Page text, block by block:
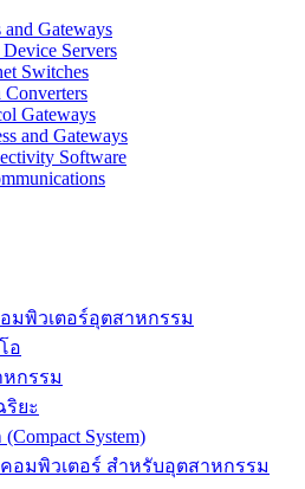
Gateways
Servers
Switches
Gateways
and Gateways
Software
มพิวเตอร์อุตสาหกรรม
อ
กรรม
ยะ
System)
อมพิวเตอร์ สำหรับอุตสาหกรรม